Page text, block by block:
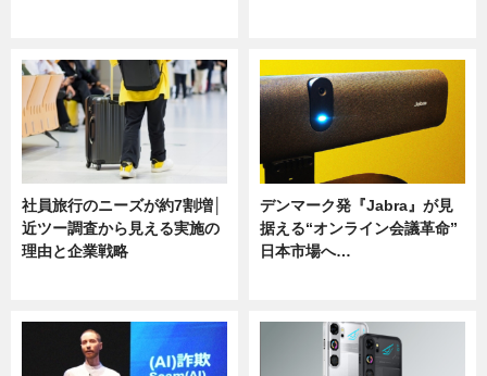
社員旅行のニーズが約7割増│
近ツー調査から見える実施の
理由と企業戦略
デンマーク発『Jabra』が見
据える“オンライン会議革命”
日本市場へ…